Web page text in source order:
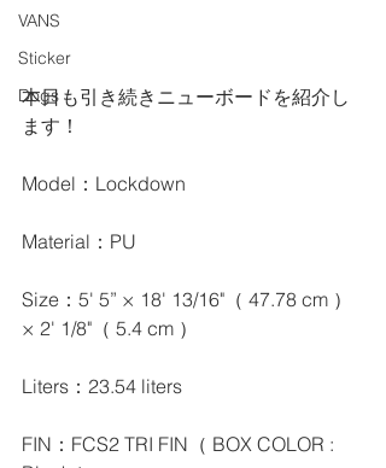
VANS
Sticker
Dogs
本日も引き続きニューボードを紹介し
ます！
Model：Lockdown
Material：PU
Size：5' 5” × 18' 13/16"（ 47.78 cm ）
× 2' 1/8"（ 5.4 cm ）
Liters：23.54 liters
FIN：FCS2 TRI FIN（ BOX COLOR :